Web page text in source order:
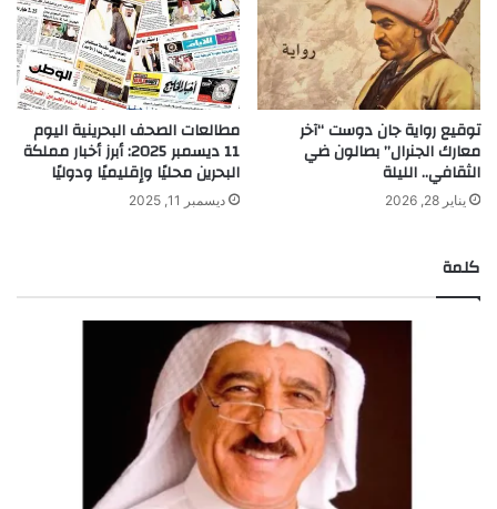
توقيع رواية جان دوست “آخر
معارك الجنرال” بصالون ضي
الثقافي.. الليلة
يناير 28, 2026
مطالعات الصحف البحرينية اليوم
11 ديسمبر 2025: أبرز أخبار مملكة
البحرين محليًا وإقليميًا ودوليًا
ديسمبر 11, 2025
كلمة